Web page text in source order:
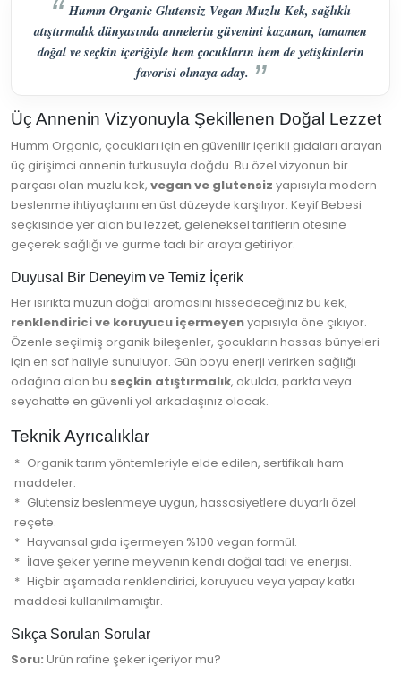
Humm Organic Glutensiz Vegan Muzlu Kek, sağlıklı
atıştırmalık dünyasında annelerin güvenini kazanan, tamamen
doğal ve seçkin içeriğiyle hem çocukların hem de yetişkinlerin
favorisi olmaya aday.
Üç Annenin Vizyonuyla Şekillenen Doğal Lezzet
Humm Organic, çocukları için en güvenilir içerikli gıdaları arayan
üç girişimci annenin tutkusuyla doğdu. Bu özel vizyonun bir
parçası olan muzlu kek, vegan ve glutensiz yapısıyla modern
beslenme ihtiyaçlarını en üst düzeyde karşılıyor. Keyif Bebesi
seçkisinde yer alan bu lezzet, geleneksel tariflerin ötesine
geçerek sağlığı ve gurme tadı bir araya getiriyor.
Duyusal Bir Deneyim ve Temiz İçerik
Her ısırıkta muzun doğal aromasını hissedeceğiniz bu kek,
renklendirici ve koruyucu içermeyenyapısıyla öne çıkıyor.
Özenle seçilmiş organik bileşenler, çocukların hassas bünyeleri
için en saf haliyle sunuluyor. Gün boyu enerji verirken sağlığı
odağına alan bu seçkin atıştırmalık, okulda, parkta veya
seyahatte en güvenli yol arkadaşınız olacak.
Teknik Ayrıcalıklar
Organik tarım yöntemleriyle elde edilen, sertifikalı ham
maddeler.
Glutensiz beslenmeye uygun, hassasiyetlere duyarlı özel
reçete.
Hayvansal gıda içermeyen %100 vegan formül.
İlave şeker yerine meyvenin kendi doğal tadı ve enerjisi.
Hiçbir aşamada renklendirici, koruyucu veya yapay katkı
maddesi kullanılmamıştır.
Sıkça Sorulan Sorular
Soru: Ürün rafine şeker içeriyor mu?